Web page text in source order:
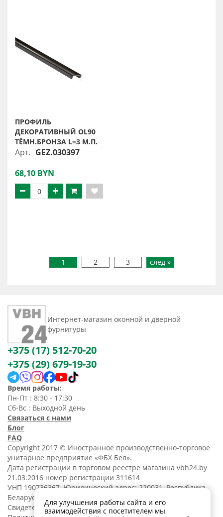
ПРОФИЛЬ
ДЕКОРАТИВНЫЙ OL90
ТЁМН.БРОНЗА L=3 М.П.
Арт. GEZ.030397
68,10 BYN
1 2 3 след »
Интернет-магазин оконной и дверной
фурнитуры
+375 (17) 512-70-20
+375 (29) 679-19-30
Время работы:
Пн-Пт : 8:30 - 17:30
Сб-Вс : Выходной день
Связаться с нами
Блог
FAQ
Copyright 2017 © Иностранное производственно-торговое
унитарное предприятие «ФБХ Бел».
Дата регистрации в торговом реестре магазина vbh24.by
21.03.2016 номер регистрации 311614
УНП 190736367. Юридический адрес: 220031, Республика
Беларусь, г. Минск, ул. Танковая, 15-1, 5 этаж;
Свидетельство о регистрации N190736367 от 11.02.2014.
Для улучшения работы сайта и его
взаимодействия с посетителем мы